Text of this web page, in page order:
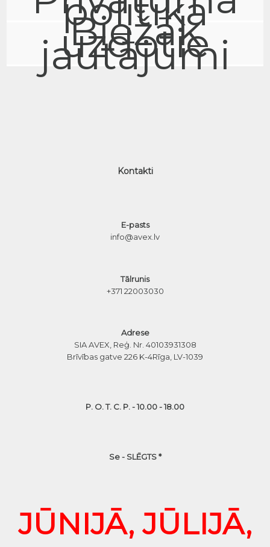
politika
Biežāk
uzdotie
jautājumi
Kontakti
E-pasts
info@avex.lv
Tālrunis
+371 22003030
Adrese
SIA AVEX, Reģ. Nr. 40103931308
Brīvības gatve 226 K-4Rīga, LV-1039
P. O. T. C. P. - 10.00 - 18.00
Se - SLĒGTS *
JŪNIJĀ, JŪLIJĀ,